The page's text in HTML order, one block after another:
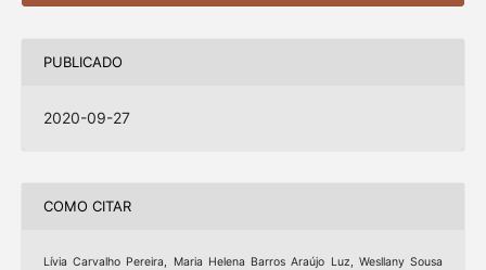
PUBLICADO
2020-09-27
COMO CITAR
Lívia Carvalho Pereira, Maria Helena Barros Araújo Luz, Wesllany Sousa